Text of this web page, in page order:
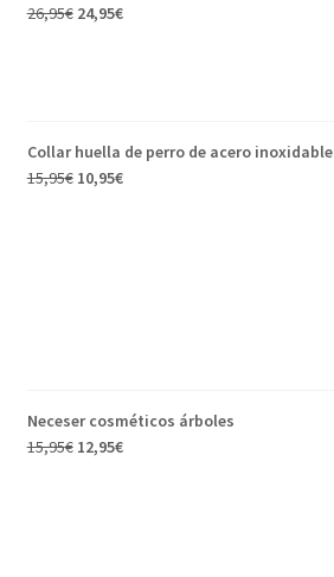
26,95€ 24,95€
Collar huella de perro de acero inoxidable
15,95€ 10,95€
Neceser cosméticos árboles
15,95€ 12,95€